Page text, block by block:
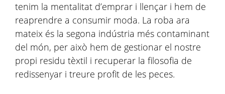
tenim la mentalitat d’emprar i llençar i hem de
reaprendre a consumir moda. La roba ara
mateix és la segona indústria més contaminant
del món, per això hem de gestionar el nostre
propi residu tèxtil i recuperar la filosofia de
redissenyar i treure profit de les peces.